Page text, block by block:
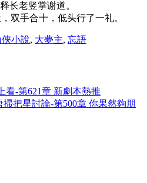
长老竖掌谢道。
双手合十，低头行了一礼。
小說, 大夢主, 忘語
看-第621章 新劇本熱推
把星討論-第500章 你果然夠朋